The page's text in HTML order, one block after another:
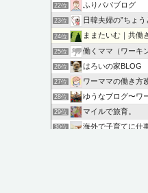
22位 ふりパパブログ
23位 日韓夫婦の”ちょう
24位 ままたいむ｜共働
25位 働くママ（ワーキング
26位 はろいの家BLOG
27位 ワーママの働き方
28位 ゆうなブログ〜ワ
29位 マイルで旅育。
30位 海外で子育てに仕事に奮